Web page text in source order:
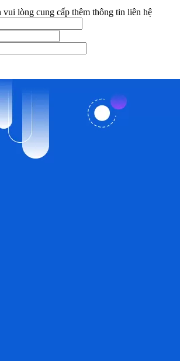
lòng cung cấp thêm thông tin liên hệ